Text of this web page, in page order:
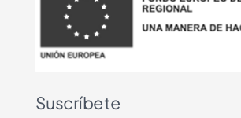
Suscríbete